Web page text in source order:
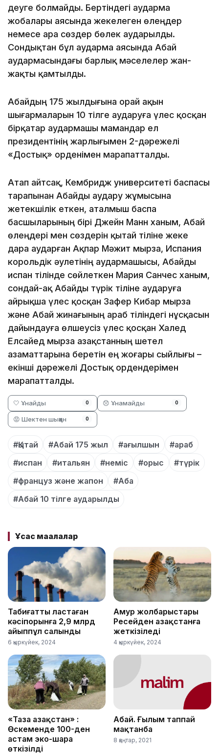
деуге болмайды. Бертіндегі аударма
жобалары аясында жекелеген өлеңдер
немесе Қара сөздер бөлек аударылды.
Сондықтан бұл аударма аясында Абай
аудармасындағы барлық мәселелер жан-
жақты қамтылды.
Абайдың 175 жылдығына орай ақын
шығармаларын 10 тілге аударуға үлес қосқан
бірқатар аудармашы мамандар ел
президентінің жарлығымен 2-дәрежелі
«Достық» орденімен марапатталды.
Атап айтсақ, Кембридж университеті баспасы
тарапынан Абайды аудару жұмысына
жетекшілік еткен, аталмыш баспа
басшыларының бірі Джейн Манн ханым, Абай
өлеңдері мен сөздерін қытай тіліне жеке
дара аударған Ақпар Мәжит мырза, Испания
корольдік әулетінің аудармашысы, Абайды
испан тілінде сөйлеткен Мария Санчес ханым,
сондай-ақ Абайды түрік тіліне аударуға
айрықша үлес қосқан Зафер Кибар мырза
және Абай жинағының араб тіліндегі нұсқасын
дайындауға өлшеусіз үлес қосқан Халед
Елсайед мырза Қазақстанның шетел
азаматтарына беретін ең жоғары сыйлығы –
екінші дәрежелі Достық ордендерімен
марапатталды.
🤍 Ұнайды 0 😞 Ұнамайды 0
😡 Шектен шыққан 0
#Қытай #Абай 175 жыл #ағылшын
#араб
#испан
#итальян #неміс #орыс
#түрік
#француз және жапон
#Аба
#Абай 10 тілге аударылды
Ұқсас мақалалар
Табиғатты ластаған
кәсіпорынға 2,9 млрд
айыппұл салынды
6 қыркүйек, 2024
Амур жолбарыстары
Ресейден Қазақстанға
жеткізіледі
4 қыркүйек, 2024
«Таза Қазақстан» :
Өскеменде 100-ден
астам эко-шара
өткізілді
Абай. Ғылым таппай
мақтанба
8 қаңтар, 2021